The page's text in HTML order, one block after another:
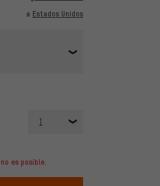
a Estados Unidos
1
es posible.